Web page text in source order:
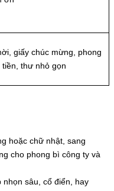
giấy chúc mừng, phong
thư nhỏ gọn
hoặc chữ nhật, sang
cho phong bì công ty và
nhọn sâu, cổ điển, hay